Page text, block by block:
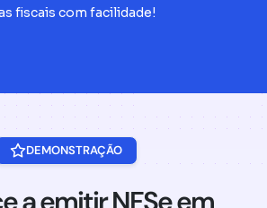
fiscais com facilidade!
DEMONSTRAÇÃO